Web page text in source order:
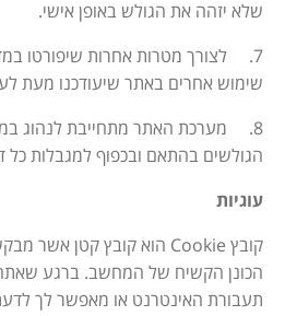
שלא יזהה את הגולש באופן אישי.
7. לצורך מטרות אחרות שיפורטו
שימוש אחרים באתר שיעודכנו מעת
8. מערכת האתר מתחייבת לנהוג
הגולשים בהתאם ובכפוף למגבלות כל
עוגיות
קובץ Cookie הוא קובץ קטן אשר
הכונן הקשיח של המחשב. ברגע
תעבורת האינטרנט או מאפשר לך